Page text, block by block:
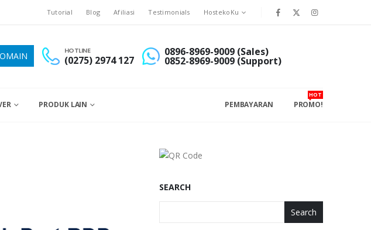
Tutorial Blog Afiliasi Testimonials HostekoKu
HOTLINE
(0275) 2974 127
0896-8969-9009 (Sales)
0852-8969-9009 (Support)
PRODUK LAIN PEMBAYARAN PROMO!
HOT
SEARCH
Search